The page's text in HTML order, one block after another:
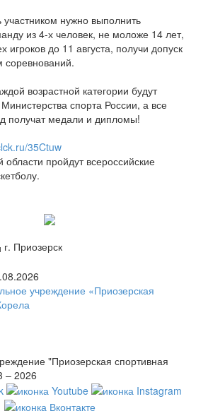
участником нужно выполнить
из 4-х человек, не моложе 14 лет,
игроков до 11 августа, получи допуск
соревнований.
возрастной категории будут
спорта России, а все
получат медали и дипломы!
35Ctuw
г. Приозерск
"Приозерская спортивная
– 2026